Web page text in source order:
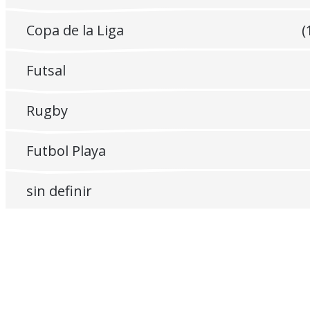
Copa de la Liga
Futsal
Rugby
Futbol Playa
sin definir